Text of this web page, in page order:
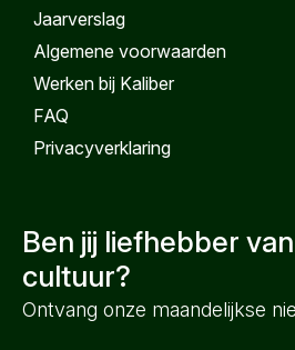
Jaarverslag
Algemene voorwaarden
Werken bij Kaliber
FAQ
Privacyverklaring
Ben jij liefhebber
cultuur?
Ontvang onze maandelijkse